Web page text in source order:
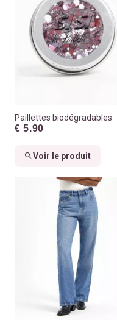
Paillettes biodégradables
€ 5.90
Voir le produit